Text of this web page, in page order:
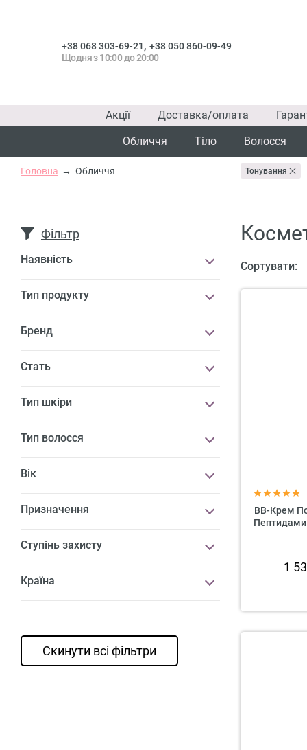
+38 068 303-69-21, +38 050 860-09-49
Щодня з 10:00 до 20:00
Акції Доставка/оплата
Обличчя
Тіло Волосся
Головна Обличчя Тонування
Фільтр
Наявність
Тип продукту
Бренд
Стать
Тип шкіри
Тип волосся
Вік
Призначення
Ступінь захисту
Країна
Скинути всі фільтри
Сортувати:
BB-Крем
Пептидами
1